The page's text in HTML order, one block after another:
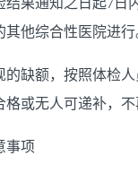
结果通知之日起7日
其他综合性医院进
的缺额，按照体检
格或无人可递补，不
事项